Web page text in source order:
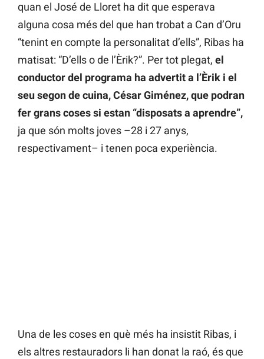
quan el José de Lloret ha dit que esperava
alguna cosa més del que han trobat a Can d’Oru
“tenint en compte la personalitat d’ells”, Ribas ha
matisat: “D’ells o de l’Èrik?”. Per tot plegat, el
conductor del programa ha advertit a l’Èrik i el
seu segon de cuina, César Giménez, que podran
fer grans coses si estan “disposats a aprendre”,
ja que són molts joves –28 i 27 anys,
respectivament– i tenen poca experiència.
Una de les coses en què més ha insistit Ribas, i
els altres restauradors li han donat la raó, és que